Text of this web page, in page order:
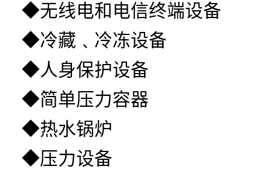
◆无线电和电信终端设备
◆冷藏﹑冷冻设备
◆人身保护设备
◆简单压力容器
◆热水锅炉
◆压力设备